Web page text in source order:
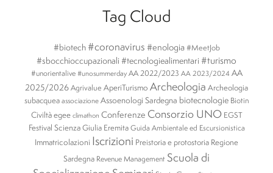
Tag Cloud
#biotech #coronavirus #enologia #MeetJob
#sbocchioccupazionali #tecnologiealimentari #turismo
#unorientalive #unosummerday AA 2022/2023 AA 2023/2024 AA
2025/2026Agrivalue AperiTurismo Archeologia Archeologia
subacquea associazione Assoenologi Sardegna biotecnologie Biotin
Civiltà egee climathon Conferenze Consorzio UNO EGST
Festival ScienzaGiulia Eremita Guida Ambientale ed Escursionistica
Immatricolazioni Iscrizioni Preistoria e protostoria Regione
Sardegna Revenue ManagementScuola di